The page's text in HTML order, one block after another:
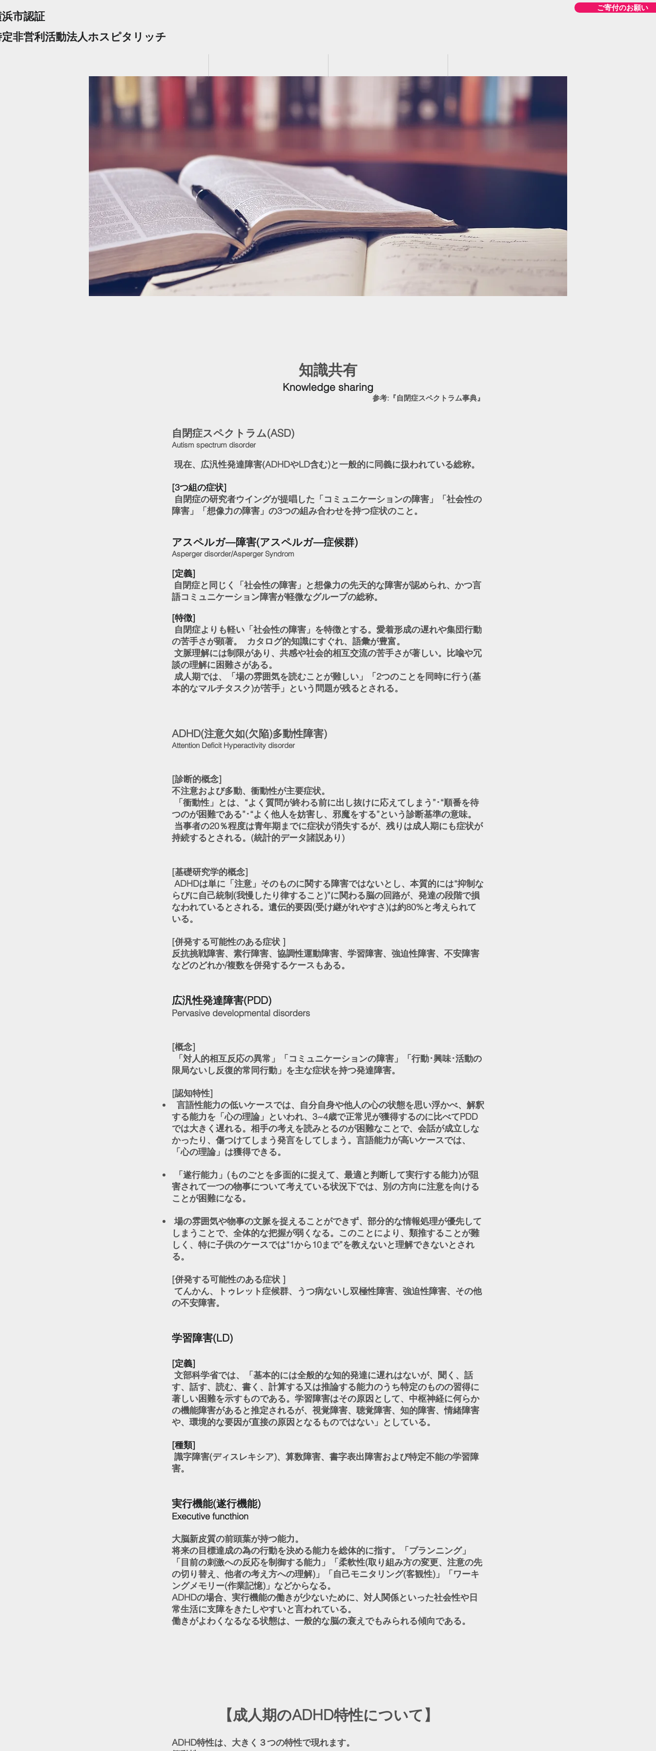
市認証
ご寄付のお願い
非営利活動法人ホスピタリッチ
知識共有
Knowledge sharing
参考:『自閉症スペクトラム事典』
自閉症スペクトラム(ASD)
Autism spectrum disorder
現在、広汎性発達障害(ADHDやLD含む)と一般的に同義に扱われている総称。
[3つ組の症状]
自閉症の研究者ウイングが提唱した「コミュニケーションの障害」「社会性の
障害」「想像力の障害」の3つの組み合わせを持つ症状のこと。
アスペルガ―障害(アスペルガ―症候群)
Asperger disorder/Asperger Syndrom
[定義]
自閉症と同じく「社会性の障害」と想像力の先天的な障害が認められ、かつ言
語コミュニケーション障害が軽微なグループの総称。
[特徴]
自閉症よりも軽い「社会性の障害」を特徴とする。愛着形成の遅れや集団行動
の苦手さが顕著。 カタログ的知識にすぐれ、語彙が豊富。
文脈理解には制限があり、共感や社会的相互交流の苦手さが著しい。比喩や冗
談の理解に困難さがある。
成人期では、「場の雰囲気を読むことが難しい」「2つのことを同時に行う(基
本的なマルチタスク)が苦手」という問題が残るとされる。
ADHD(注意欠如(欠陥)多動性障害)
Attention Deficit Hyperactivity disorder
[診断的概念]
不注意および多動、衝動性が主要症状。
「衝動性」とは、“よく質問が終わる前に出し抜けに応えてしまう”･“順番を待
つのが困難である”･“よく他人を妨害し、邪魔をする”という診断基準の意味。
当事者の20％程度は青年期までに症状が消失するが、残りは成人期にも症状が
持続するとされる。(統計的データ諸説あり)
[基礎研究学的概念]
ADHDは単に「注意」そのものに関する障害ではないとし、本質的には“抑制な
らびに自己統制(我慢したり律すること)”に関わる脳の回路が、発達の段階で損
なわれているとされる。遺伝的要因(受け継がれやすさ)は約80%と考えられて
いる。
[併発する可能性のある症状 ]
反抗挑戦障害、素行障害、協調性運動障害、学習障害、強迫性障害、不安障害
などのどれか/複数を併発するケースもある。
広汎性発達障害(PDD)
Pervasive developmental disorders
[概念]
「対人的相互反応の異常」「コミュニケーションの障害」「行動･興味･活動の
限局ないし反復的常同行動」を主な症状を持つ発達障害。
[認知特性]
言語性能力の低いケースでは、自分自身や他人の心の状態を思い浮かべ、解釈
する能力を「心の理論」といわれ、3~4歳で正常児が獲得するのに比べてPDD
では大きく遅れる。相手の考えを読みとるのが困難なことで、会話が成立しな
かったり、傷つけてしまう発言をしてしまう。言語能力が高いケースでは、
「心の理論」は獲得できる。
「遂行能力」(ものごとを多面的に捉えて、最適と判断して実行する能力)が阻
害されて一つの物事について考えている状況下では、別の方向に注意を向ける
ことが困難になる。
場の雰囲気や物事の文脈を捉えることができず、部分的な情報処理が優先して
しまうことで、全体的な把握が弱くなる。このことにより、類推することが難
しく、特に子供のケースでは“1から10まで”を教えないと理解できないとされ
る。
[併発する可能性のある症状 ]
てんかん、トゥレット症候群、うつ病ないし双極性障害、強迫性障害、その他
の不安障害。
学習障害(LD)
[定義]
文部科学省では、「基本的には全般的な知的発達に遅れはないが、聞く、話
す、話す、読む、書く、計算する又は推論する能力のうち特定のものの習得に
著しい困難を示すものである。学習障害はその原因として、中枢神経に何らか
の機能障害があると推定されるが、視覚障害、聴覚障害、知的障害、情緒障害
や、環境的な要因が直接の原因となるものではない」としている。
[種類]
識字障害(ディスレキシア)、算数障害、書字表出障害および特定不能の学習障
害。
実行機能(遂行機能)
Executive functhion
大脳新皮質の前頭葉が持つ能力。
将来の目標達成の為の行動を決める能力を総体的に指す。「プランニング」
「目前の刺激への反応を制御する能力」「柔軟性(取り組み方の変更、注意の先
の切り替え、他者の考え方への理解)」「自己モニタリング(客観性)」「ワーキ
ングメモリー(作業記憶)」などからなる。
ADHDの場合、実行機能の働きが少ないために、対人関係といった社会性や日
常生活に支障をきたしやすいと言われている。
働きがよわくなるなる状態は、一般的な脳の衰えでもみられる傾向である。
【成人期のADHD特性について】
ADHD特性は、大きく３つの特性で現れます。